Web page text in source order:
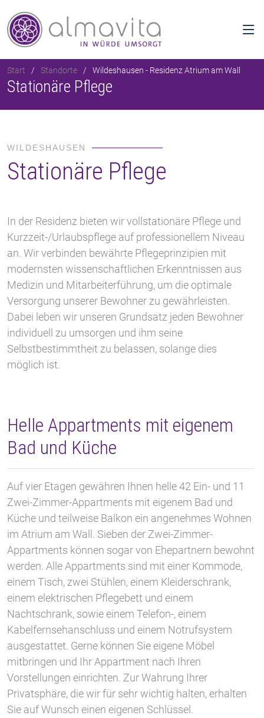
Start Standorte Wildeshausen - Residenz Atrium am Wall
Stationäre Pflege
WILDESHAUSEN
Stationäre Pflege
In der Residenz bieten wir vollstationäre Pflege und
Kurzzeit-/Urlaubspflege auf professionellem Niveau
an. Wir verbinden bewährte Pflegeprinzipien mit
modernsten wissenschaftlichen Erkenntnissen aus
Medizin und Mitarbeiterführung, um die optimale
Versorgung unserer Bewohner zu gewährleisten.
Dabei leben wir unseren Grundsatz jeden Bewohner
individuell zu umsorgen und ihm seine
Selbstbestimmtheit zu belassen, solange dies
möglich ist.
Helle Appartments mit eigenem
Bad und Küche
Auf vier Etagen gewähren Ihnen helle 42 Ein- und 11
Zwei-Zimmer-Appartments mit eigenem Bad und
Küche und teilweise Balkon ein angenehmes Wohnen
im Atrium am Wall. Sieben der Zwei-Zimmer-
Appartments können sogar von Ehepartnern bewohnt
werden. Alle Appartments sind mit einer Kommode,
einem Tisch, zwei Stühlen, einem Kleiderschrank,
einem elektrischen Pflegebett und einem
Nachtschrank, sowie einem Telefon-, einem
Kabelfernsehanschluss und einem Notrufsystem
ausgestattet. Gerne können Sie eigene Möbel
mitbringen und Ihr Appartment nach Ihren
Vorstellungen einrichten. Zur Wahrung Ihrer
Privatsphäre, die wir für sehr wichtig halten, erhalten
Sie auf Wunsch einen eigenen Schlüssel.